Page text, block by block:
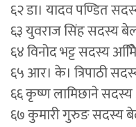
६२ डा। यादव पण्डित
६३ युवराज सिंह सदस्य
६४ विनोद भट्ट सदस्य
६५ आर। के। त्रिपाठी
६६ कृष्ण लामिछाने
६७ कुमारी गुरुङ सदस्य